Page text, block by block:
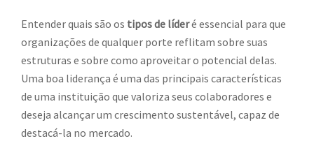
Entender quais são os tipos de líderé essencial para que
organizações de qualquer porte reflitam sobre suas
estruturas e sobre como aproveitar o potencial delas.
Uma boa liderança é uma das principais características
de uma instituição que valoriza seus colaboradores e
deseja alcançar um crescimento sustentável, capaz de
destacá-la no mercado.